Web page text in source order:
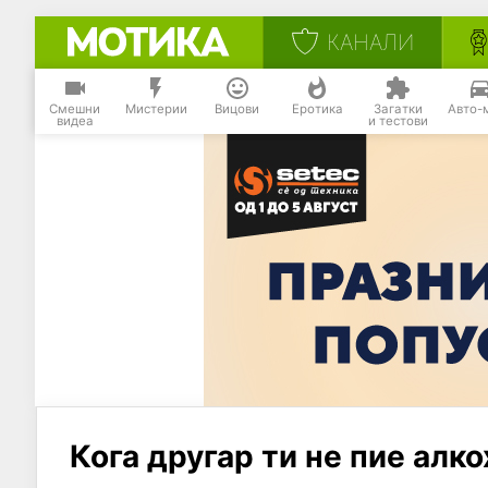
КАНАЛИ
Смешни
видеа
Мистерии Вицови Еротика Загатки
и тестови
Авто-
Кога другар ти не пие